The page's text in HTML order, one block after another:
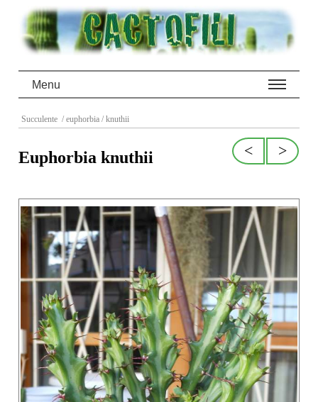
Menu
Succulente / euphorbia / knuthii
>
<
Euphorbia knuthii